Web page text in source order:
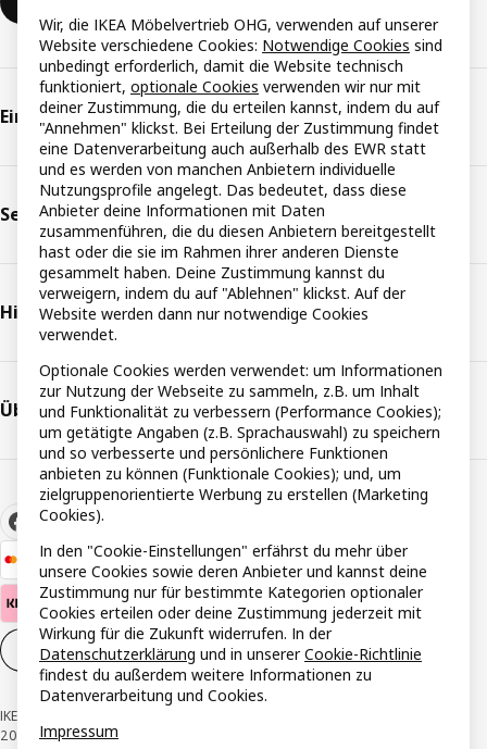
Einkaufen & Planung
Serviceleistungen
Hilfe & Support
Über IKEA
Cookie-Einstellungen DE
IKEA Österreich - Südring, 2334 Vösendorf © Inter IKEA Systems B.V. 1999-
2026
Wir, die IKEA Möbelvertrieb OHG, verwenden auf unserer
Website verschiedene Cookies: Notwendige Cookies sind
unbedingt erforderlich, damit die Website technisch
funktioniert, optionale Cookies verwenden wir nur mit
deiner Zustimmung, die du erteilen kannst, indem du auf
"Annehmen" klickst. Bei Erteilung der Zustimmung findet
eine Datenverarbeitung auch außerhalb des EWR statt
und es werden von manchen Anbietern individuelle
Nutzungsprofile angelegt. Das bedeutet, dass diese
Anbieter deine Informationen mit Daten
zusammenführen, die du diesen Anbietern bereitgestellt
hast oder die sie im Rahmen ihrer anderen Dienste
gesammelt haben. Deine Zustimmung kannst du
verweigern, indem du auf "Ablehnen" klickst. Auf der
Website werden dann nur notwendige Cookies
verwendet.
Optionale Cookies werden verwendet: um Informationen
zur Nutzung der Webseite zu sammeln, z.B. um Inhalt
und Funktionalität zu verbessern (Performance Cookies);
um getätigte Angaben (z.B. Sprachauswahl) zu speichern
und so verbesserte und persönlichere Funktionen
anbieten zu können (Funktionale Cookies); und, um
zielgruppenorientierte Werbung zu erstellen (Marketing
Cookies).
In den "Cookie-Einstellungen" erfährst du mehr über
unsere Cookies sowie deren Anbieter und kannst deine
Zustimmung nur für bestimmte Kategorien optionaler
Cookies erteilen oder deine Zustimmung jederzeit mit
Wirkung für die Zukunft widerrufen. In der
Datenschutzerklärung und in unsererCookie-Richtlinie
findest du außerdem weitere Informationen zu
Datenverarbeitung und Cookies.
Impressum